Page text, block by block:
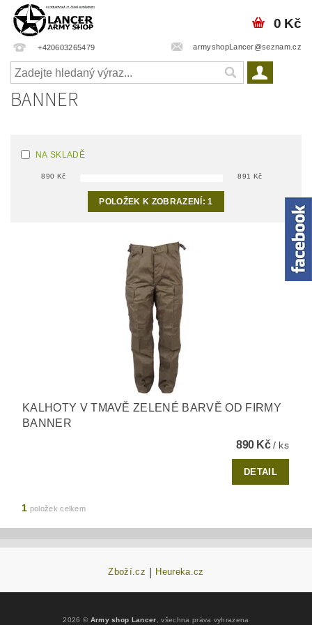
+420603265479 armyshopLancer@seznam.cz
0 Kč
BANNER
NA SKLADĚ
890 Kč 891 Kč
POLOŽEK K ZOBRAZENÍ:1
KALHOTY V TMAVĚ ZELENÉ BARVĚ OD FIRMY
BANNER
890 Kč/ ks
DETAIL
1 položek celkem
Zboží.cz Heureka.cz
2026 © Army shop Lancer , všechna práva vyhrazena